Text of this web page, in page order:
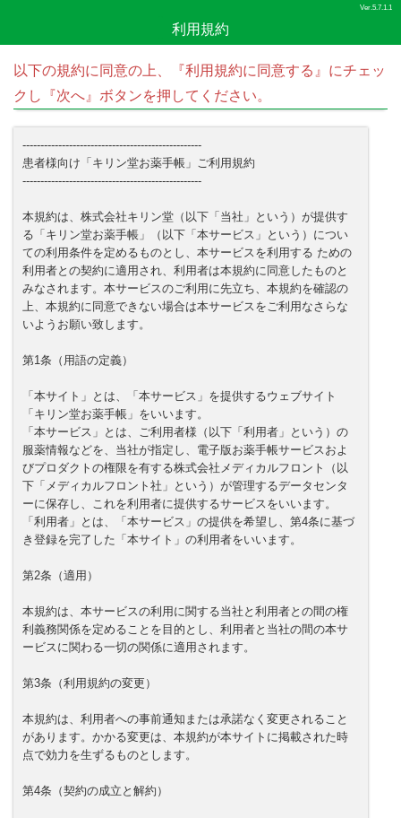
Ver.5.7.1.1
利用規約
以下の規約に同意の上、『利用規約に同意する』にチェッ
クし『次へ』ボタンを押してください。
--------------------------------------------------
患者様向け「キリン堂お薬手帳」ご利用規約
--------------------------------------------------
本規約は、株式会社キリン堂（以下「当社」という）が提供す
る「キリン堂お薬手帳」（以下「本サービス」という）につい
ての利用条件を定めるものとし、本サービスを利用する ための
利用者との契約に適用され、利用者は本規約に同意したものと
みなされます。本サービスのご利用に先立ち、本規約を確認の
上、本規約に同意できない場合は本サービスをご利用なさらな
いようお願い致します。
第1条（用語の定義）
「本サイト」とは、「本サービス」を提供するウェブサイト
「キリン堂お薬手帳」をいいます。
「本サービス」とは、ご利用者様（以下「利用者」という）の
服薬情報などを、当社が指定し、電子版お薬手帳サービスおよ
びプロダクトの権限を有する株式会社メディカルフロント（以
下「メディカルフロント社」という）が管理するデータセンタ
ーに保存し、これを利用者に提供するサービスをいいます。
「利用者」とは、「本サービス」の提供を希望し、第4条に基づ
き登録を完了した「本サイト」の利用者をいいます。
第2条（適用）
本規約は、本サービスの利用に関する当社と利用者との間の権
利義務関係を定めることを目的とし、利用者と当社の間の本サ
ービスに関わる一切の関係に適用されます。
第3条（利用規約の変更）
本規約は、利用者への事前通知または承諾なく変更されること
があります。かかる変更は、本規約が本サイトに掲載された時
点で効力を生ずるものとします。
第4条（契約の成立と解約）